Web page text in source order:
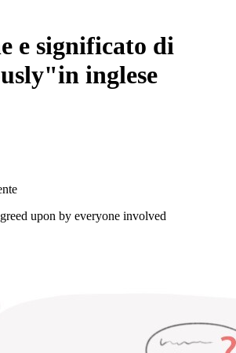
e significato di
inglese
upon by everyone involved